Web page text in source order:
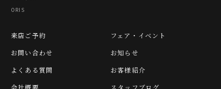
ORIS
フェア・イベント
お知らせ
お客様紹介
スタッフブログ
来店ご予約
お問い合わせ
よくある質問
会社概要